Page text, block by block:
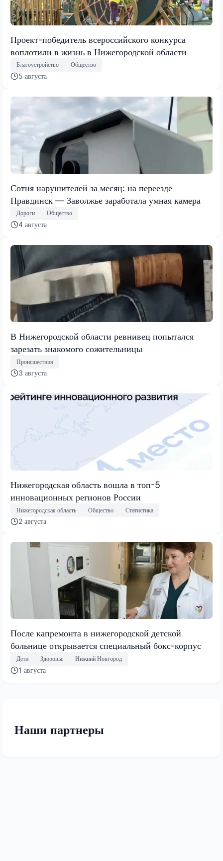
Проект-победитель всероссийского конкурса
воплотили в жизнь в Нижегородской области
Благоустройство Общество
5 августа
Сотня нарушителей за месяц: на переезде
Правдинск — Заволжье заработала умная камера
Дороги Общество
4 августа
В Нижегородской области ревнивец попытался
зарезать знакомого сожительницы
Происшествия
3 августа
Нижегородская область вошла в топ-5
инновационных регионов России
Нижегородская область Общество Статистика
2 августа
После капремонта в нижегородской детской
больнице открывается специальный бокс-корпус
Дети Здоровье Нижний Новгород
1 августа
Наши партнеры